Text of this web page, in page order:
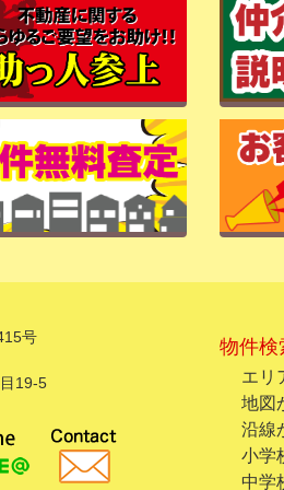
号
19-5
物件検
エリ
地図
沿線
小学
中学